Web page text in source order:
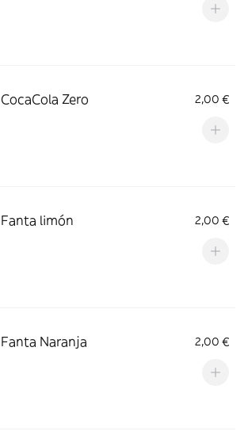
CocaCola Zero 2,00 €
Fanta limón 2,00 €
Fanta Naranja 2,00 €